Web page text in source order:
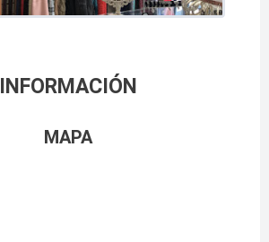
INFORMACIÓN
MAPA